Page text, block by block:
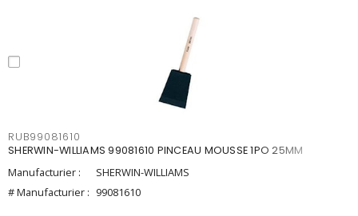
RUB99081610
SHERWIN-WILLIAMS 99081610 PINCEAU MOUSSE 1PO 25MM
Manufacturier :
SHERWIN-WILLIAMS
# Manufacturier : 99081610